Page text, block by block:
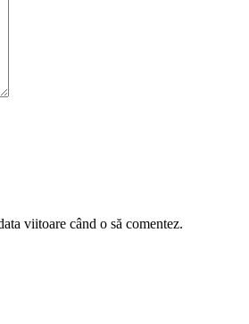
viitoare când o să comentez.